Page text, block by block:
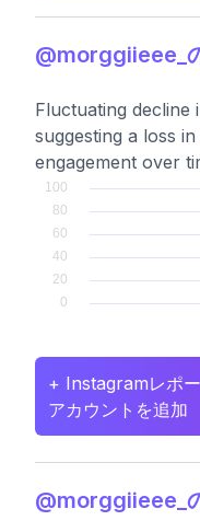
@morggiieee_
Fluctuating
suggesting a loss
engagement over
+ Instagramレポ
アカウントを追加
@morggiieee_